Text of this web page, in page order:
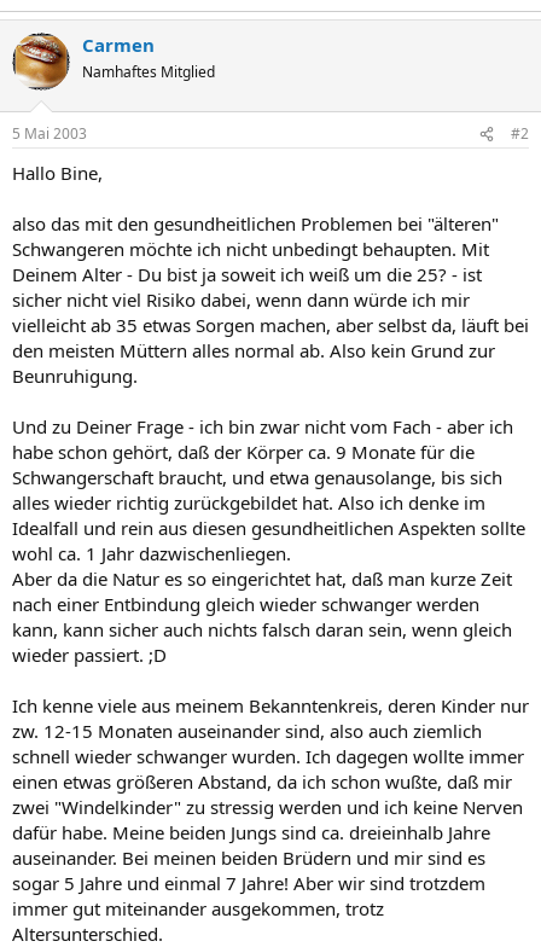
Carmen
Namhaftes Mitglied
5 Mai 2003 #2
Hallo Bine,
also das mit den gesundheitlichen Problemen bei "älteren"
Schwangeren möchte ich nicht unbedingt behaupten. Mit
Deinem Alter - Du bist ja soweit ich weiß um die 25? - ist
sicher nicht viel Risiko dabei, wenn dann würde ich mir
vielleicht ab 35 etwas Sorgen machen, aber selbst da, läuft bei
den meisten Müttern alles normal ab. Also kein Grund zur
Beunruhigung.
Und zu Deiner Frage - ich bin zwar nicht vom Fach - aber ich
habe schon gehört, daß der Körper ca. 9 Monate für die
Schwangerschaft braucht, und etwa genausolange, bis sich
alles wieder richtig zurückgebildet hat. Also ich denke im
Idealfall und rein aus diesen gesundheitlichen Aspekten sollte
wohl ca. 1 Jahr dazwischenliegen.
Aber da die Natur es so eingerichtet hat, daß man kurze Zeit
nach einer Entbindung gleich wieder schwanger werden
kann, kann sicher auch nichts falsch daran sein, wenn gleich
wieder passiert. ;D
Ich kenne viele aus meinem Bekanntenkreis, deren Kinder nur
zw. 12-15 Monaten auseinander sind, also auch ziemlich
schnell wieder schwanger wurden. Ich dagegen wollte immer
einen etwas größeren Abstand, da ich schon wußte, daß mir
zwei "Windelkinder" zu stressig werden und ich keine Nerven
dafür habe. Meine beiden Jungs sind ca. dreieinhalb Jahre
auseinander. Bei meinen beiden Brüdern und mir sind es
sogar 5 Jahre und einmal 7 Jahre! Aber wir sind trotzdem
immer gut miteinander ausgekommen, trotz
Altersunterschied.